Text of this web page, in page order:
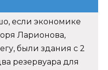
если экономике
Ларионова,
были здания с 2
резервуара для